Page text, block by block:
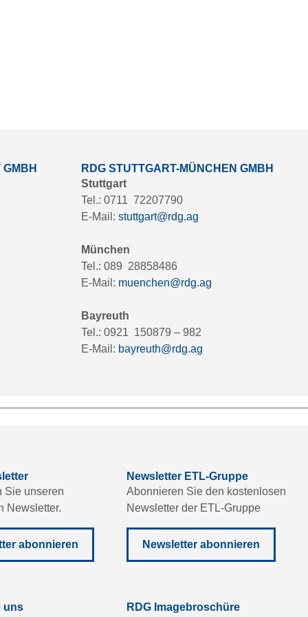
RDG STUTTGART-MÜNCHEN GMBH
Stuttgart
Tel.: 0711 72207790
E-Mail: stuttgart@rdg.ag
München
Tel.: 089 28858486
E-Mail: muenchen@rdg.ag
Bayreuth
Tel.: 0921 150879 – 982
E-Mail: bayreuth@rdg.ag
Sie unseren
Newsletter.
abonnieren
uns
Newsletter ETL-Gruppe
Abonnieren Sie den kostenlosen
Newsletter der ETL-Gruppe
Newsletter abonnieren
RDG Imagebroschüre